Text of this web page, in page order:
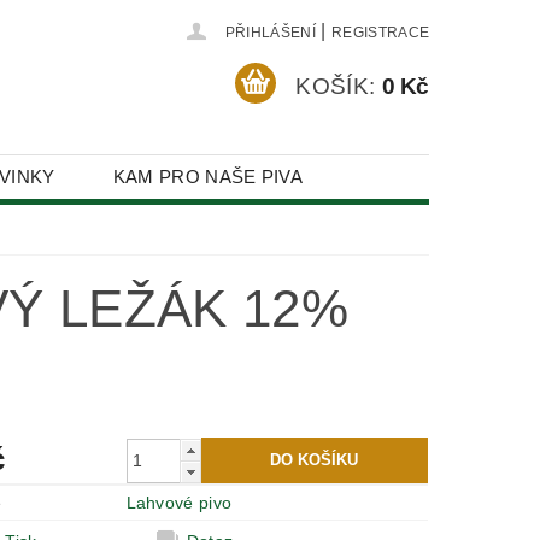
PŘIHLÁŠENÍ REGISTRACE
KOŠÍK: 0 Kč
KAM PRO NAŠE PIVA
LEŽÁK 12%
Lahvové pivo